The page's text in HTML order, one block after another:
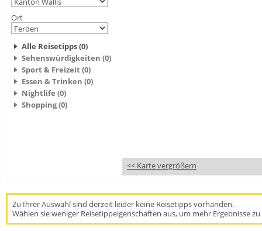
Ort
Alle Reisetipps (0)
Sehenswürdigkeiten (0)
Sport & Freizeit (0)
Essen & Trinken (0)
Nightlife (0)
Shopping (0)
<< Karte vergrößern
Zu Ihrer Auswahl sind derzeit leider keine Reisetipps vorhanden.
Wählen sie weniger Reisetippeigenschaften aus, um mehr Ergebnisse